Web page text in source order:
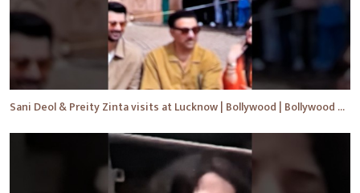
Sani Deol & Preity Zinta visits at Lucknow | Bollywood | Bollywood News | #bollywood #shorts #yt